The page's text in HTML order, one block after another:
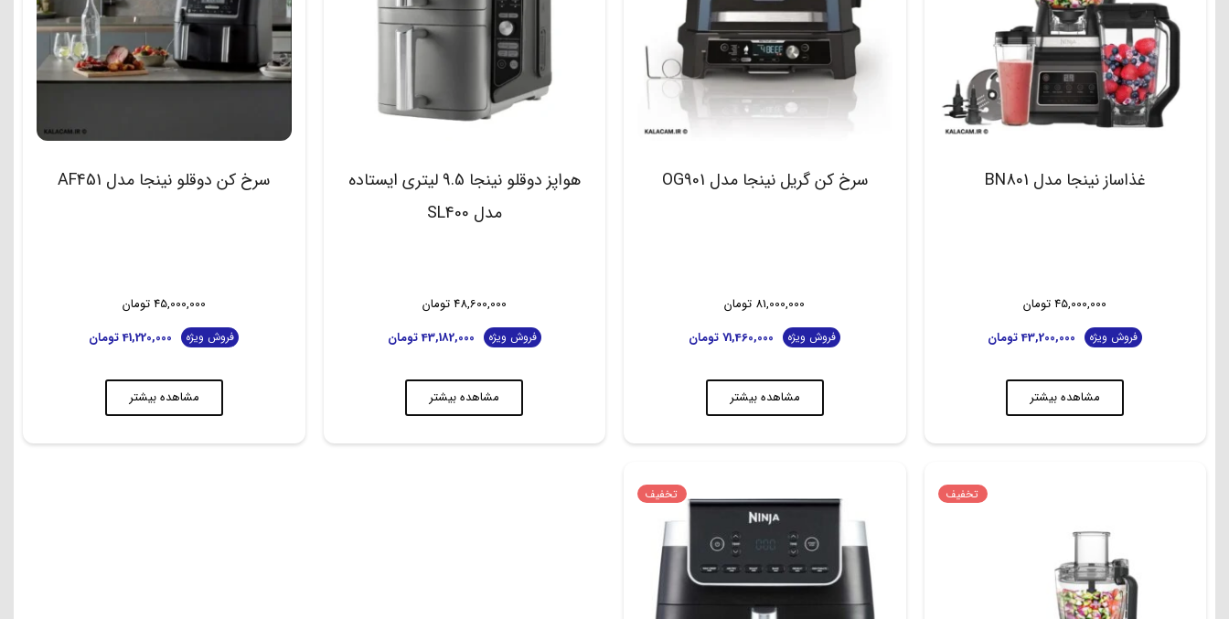
غذاساز نینجا مدل BN801
45,000,000 تومان
فروش ویژه 43,200,000 تومان
مشاهده بیشتر
سرخ کن گریل نینجا مدل OG901
81,000,000 تومان
فروش ویژه 71,460,000 تومان
مشاهده بیشتر
هواپز دوقلو نینجا 9.5 لیتری ایستاده
مدل SL400
48,600,000 تومان
فروش ویژه 43,182,000تومان
مشاهده بیشتر
سرخ کن دوقلو نینجا مدل AF451
45,000,000 تومان
فروش ویژه 41,220,000 تومان
مشاهده بیشتر
تخفیف تخفیف